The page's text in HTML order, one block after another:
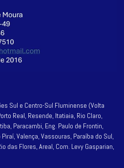
Sul e Centro-Sul Fluminense (Volta
Real, Resende, Itatiaia, Rio Claro,
Paracambi, Eng. Paulo de Frontin,
Valença, Vassouras, Paraíba do Sul,
das Flores, Areal, Com. Levy Gasparian,